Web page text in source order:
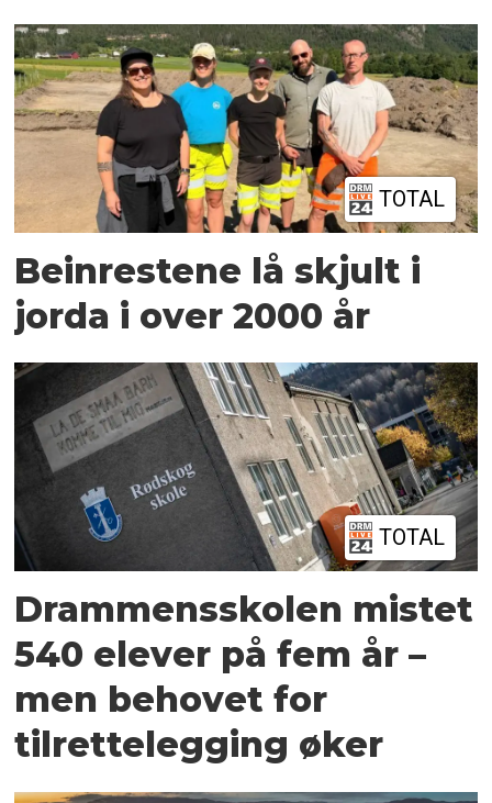
TOTAL
Beinrestene lå skjult i
jorda i over 2000 år
TOTAL
Drammensskolen mistet
540 elever på fem år –
men behovet for
tilrettelegging øker